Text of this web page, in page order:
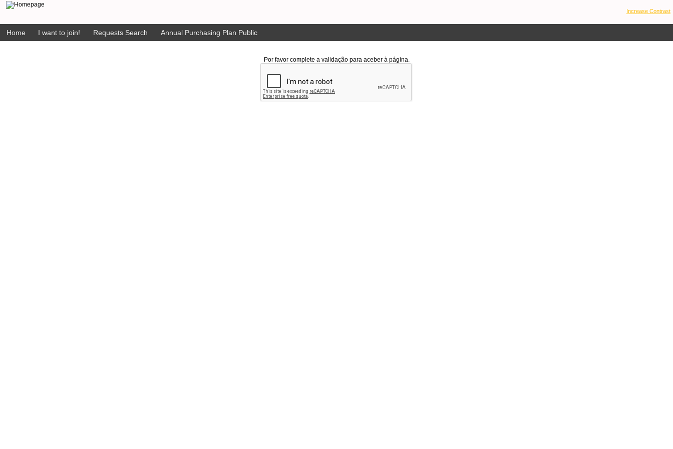
Increase Contrast
Home I want to join! Requests Search Annual Purchasing Plan Public
Por favor complete a validação para aceber à página.